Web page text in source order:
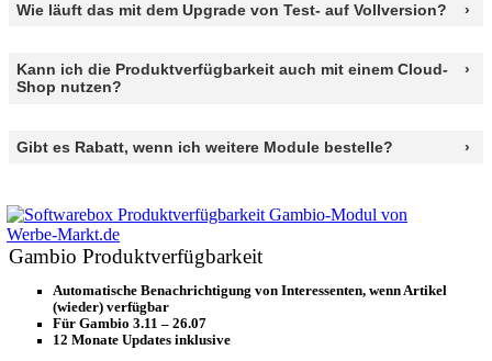
Wie läuft das mit dem Upgrade von Test- auf Vollversion?
Kann ich die Produktverfügbarkeit auch mit einem Cloud-
Shop nutzen?
Gibt es Rabatt, wenn ich weitere Module bestelle?
Gambio Produktverfügbarkeit
Auto­ma­tische Benachrichtigung von Interessenten, wenn Artikel
(wieder) verfügbar
Für Gambio 3.11 – 26.07
12 Monate Updates inklusive